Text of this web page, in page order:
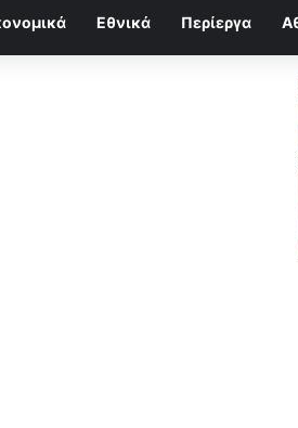
Εθνικά Περίεργα